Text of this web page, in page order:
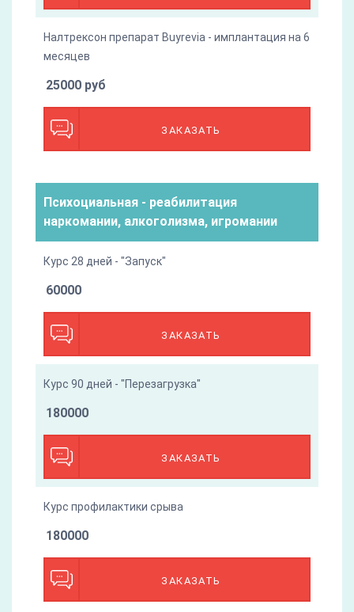
Налтрексон препарат Buyrevia - имплантация на 6
месяцев
ЗАКАЗАТЬ
25000 руб
Психоциальная - реабилитация
наркомании, алкоголизма, игромании
Курс 28 дней - "Запуск"
ЗАКАЗАТЬ
60000
Курс 90 дней - "Перезагрузка"
ЗАКАЗАТЬ
180000
Курс профилактики срыва
ЗАКАЗАТЬ
180000